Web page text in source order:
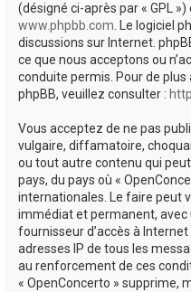
(désigné ci-après par « GPL
www.phpbb.com. Le logiciel
discussions sur Internet.
ce que nous acceptons ou
conduite permis. Pour de
phpBB, veuillez consulter :
Vous acceptez de ne pas
vulgaire, diffamatoire,
ou tout autre contenu qui
pays, du pays où «
internationales. Le faire peut
immédiat et permanent,
fournisseur d’accès à
adresses IP de tous les
au renforcement de ces
« OpenConcerto » supprime,